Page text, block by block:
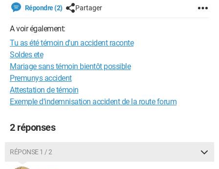
Répondre (2) Partager
A voir également:
Tu as été témoin d'un accident raconte
Soldes ete
Mariage sans témoin bientôt possible
Premunys accident
Attestation de témoin
Exemple d'indemnisation accident de la route forum
2 réponses
RÉPONSE 1 / 2